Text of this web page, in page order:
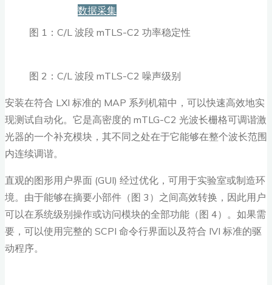
数据采集
新闻
博客
图 1：C/L 波段 mTLS-C2 功率稳定性
图 2：C/L 波段 mTLS-C2 噪声级别
安装在符合 LXI 标准的 MAP 系列机箱中，可以快速高效地实
现测试自动化。它是高密度的 mTLG-C2 光波长栅格可调谐激
光器的一个补充模块，其不同之处在于它能够在整个波长范围
内连续调谐。
直观的图形用户界面 (GUI) 经过优化，可用于实验室或制造环
境。由于能够在摘要小部件（图 3）之间高效转换，因此用户
可以在系统级别操作或访问模块的全部功能（图 4）。如果需
要，可以使用完整的 SCPI 命令行界面以及符合 IVI 标准的驱
动程序。